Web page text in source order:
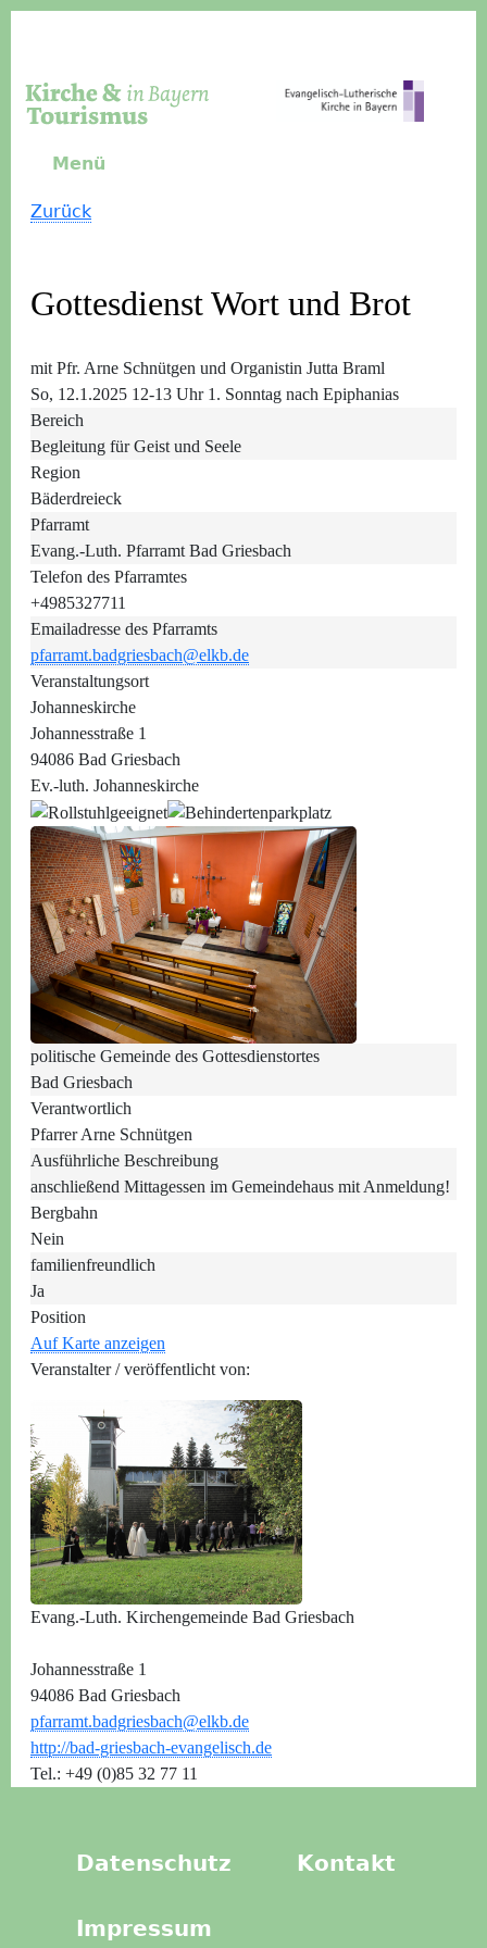
Menü
Zurück
Gottesdienst Wort und Brot
mit Pfr. Arne Schnütgen und Organistin Jutta Braml
So, 12.1.2025 12-13 Uhr1. Sonntag nach Epiphanias
Bereich
Begleitung für Geist und Seele
Region
Bäderdreieck
Pfarramt
Evang.-Luth. Pfarramt Bad Griesbach
Telefon des Pfarramtes
+4985327711
Emailadresse des Pfarramts
pfarramt.badgriesbach@elkb.de
Veranstaltungsort
Johanneskirche
Johannesstraße 1
94086 Bad Griesbach
Ev.-luth. Johanneskirche
politische Gemeinde des Gottesdienstortes
Bad Griesbach
Verantwortlich
Pfarrer Arne Schnütgen
Ausführliche Beschreibung
anschließend Mittagessen im Gemeindehaus mit Anmeldung!
Bergbahn
Nein
familienfreundlich
Ja
Position
Auf Karte anzeigen
Veranstalter / veröffentlicht von:
Evang.-Luth. Kirchengemeinde Bad Griesbach
Johannesstraße 1
94086 Bad Griesbach
pfarramt.badgriesbach@elkb.de
http://bad-griesbach-evangelisch.de
Tel.: +49 (0)85 32 77 11
Datenschutz Kontakt
Impressum